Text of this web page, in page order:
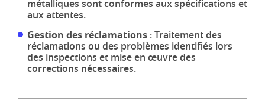
métalliques sont conformes aux spécifications et
aux attentes.
Gestion des réclamations : Traitement des
réclamations ou des problèmes identifiés lors
des inspections et mise en œuvre des
corrections nécessaires.